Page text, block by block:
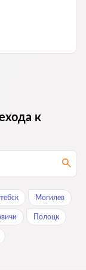
к
Могилев
Полоцк